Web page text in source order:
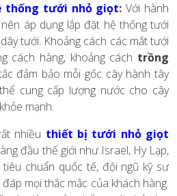
thống tưới nhỏ giọt: Với hành
áp dụng lắp đặt hệ thống tưới
tưới. Khoảng cách các mắt tưới
cách hàng, khoảng cách trồng
đảm bảo mỗi gốc cây hành tây
cung cấp lượng nước cho cây
mạnh.
nhiều thiết bị tưới nhỏ giọt
đầu thế giới như Israel, Hy Lạp,
chuẩn quốc tế, đội ngũ kỹ sư
mọi thắc mắc của khách hàng.